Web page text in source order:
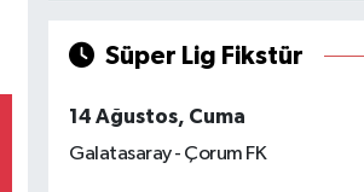
Süper Lig Fikstür
14 Ağustos, Cuma
Galatasaray - Çorum FK